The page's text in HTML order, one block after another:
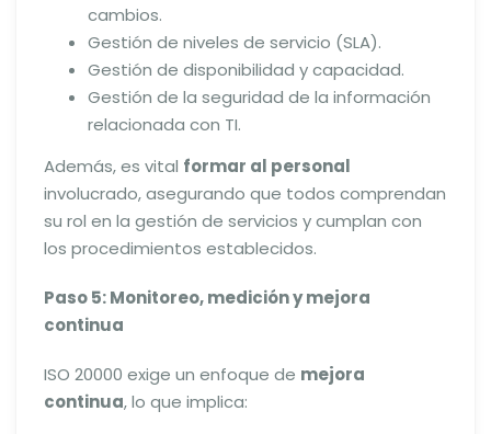
cambios.
Gestión de niveles de servicio (SLA).
Gestión de disponibilidad y capacidad.
Gestión de la seguridad de la información
relacionada con TI.
Además, es vital formar al personal
involucrado, asegurando que todos comprendan
su rol en la gestión de servicios y cumplan con
los procedimientos establecidos.
Paso 5: Monitoreo, medición y mejora
continua
ISO 20000 exige un enfoque de mejora
continua, lo que implica: